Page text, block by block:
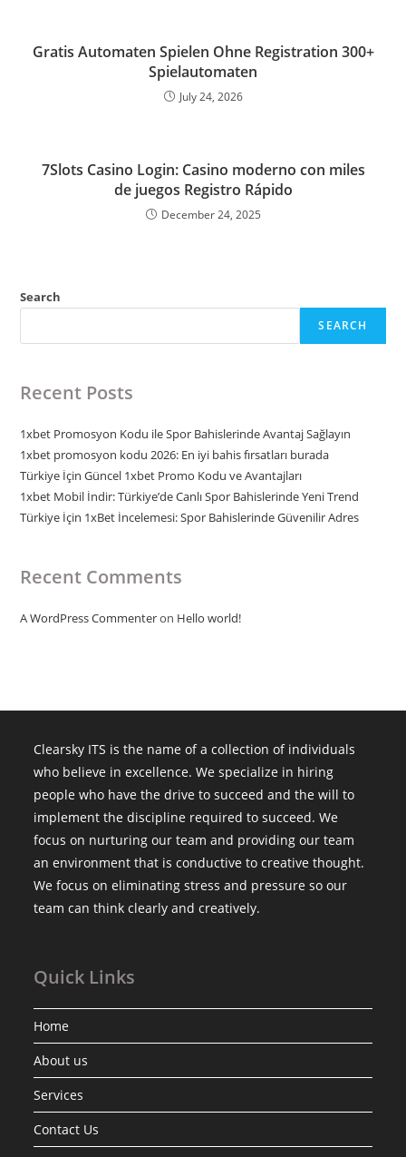
Gratis Automaten Spielen Ohne Registration 300+
Spielautomaten
July 24, 2026
7Slots Casino Login: Casino moderno con miles
de juegos Registro Rápido
December 24, 2025
Search
SEARCH
Recent Posts
1xbet Promosyon Kodu ile Spor Bahislerinde Avantaj Sağlayın
1xbet promosyon kodu 2026: En iyi bahis fırsatları burada
Türkiye İçin Güncel 1xbet Promo Kodu ve Avantajları
1xbet Mobil İndir: Türkiye’de Canlı Spor Bahislerinde Yeni Trend
Türkiye İçin 1xBet İncelemesi: Spor Bahislerinde Güvenilir Adres
Recent Comments
A WordPress Commenteron Hello world!
Clearsky ITS is the name of a collection of individuals
who believe in excellence. We specialize in hiring
people who have the drive to succeed and the will to
implement the discipline required to succeed. We
focus on nurturing our team and providing our team
an environment that is conductive to creative thought.
We focus on eliminating stress and pressure so our
team can think clearly and creatively.
Quick Links
Home
About us
Services
Contact Us